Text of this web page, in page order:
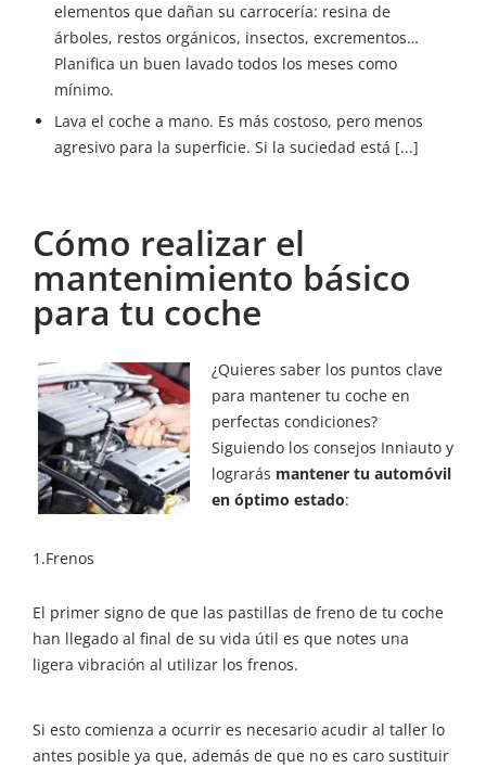
elementos que dañan su carrocería: resina de
árboles, restos orgánicos, insectos, excrementos…
Planifica un buen lavado todos los meses como
mínimo.
Lava el coche a mano. Es más costoso, pero menos
agresivo para la superficie. Si la suciedad está [...]
Cómo realizar el
mantenimiento básico
para tu coche
¿Quieres saber los puntos clave
para mantener tu coche en
perfectas condiciones?
Siguiendo los consejos Inniauto y
lograrás mantener tu automóvil
en óptimo estado:
1.Frenos
El primer signo de que las pastillas de freno de tu coche
han llegado al final de su vida útil es que notes una
ligera vibración al utilizar los frenos.
Si esto comienza a ocurrir es necesario acudir al taller lo
antes posible ya que, además de que no es caro sustituir